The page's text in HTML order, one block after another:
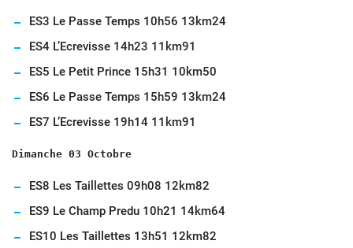
ES3 Le Passe Temps 10h56 13km24
ES4 L’Ecrevisse 14h23 11km91
ES5 Le Petit Prince 15h31 10km50
ES6 Le Passe Temps 15h59 13km24
ES7 L’Ecrevisse 19h14 11km91
Dimanche 03 Octobre
ES8 Les Taillettes 09h08 12km82
ES9 Le Champ Predu 10h21 14km64
ES10 Les Taillettes 13h51 12km82